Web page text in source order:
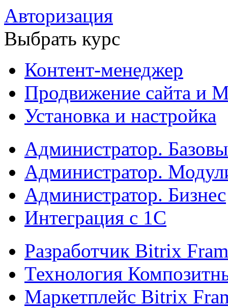
Авторизация
Выбрать курс
Контент-менеджер
Продвижение сайта и
Установка и настройка
Администратор.
Администратор.
Администратор. Бизнес
Интеграция с 1С
Разработчик Bitrix
Технология
Маркетплейс Bitrix